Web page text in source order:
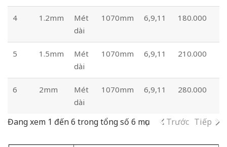
4 1.2mm
Mét
dài
1070mm 6,9,11 180.000
5 1.5mm
Mét
dài
1070mm 6,9,11 210.000
6 2mm
Mét
dài
1070mm 6,9,11 280.000
Đang xem 1 đến 6 trong tổng số 6 mục Trước Tiếp